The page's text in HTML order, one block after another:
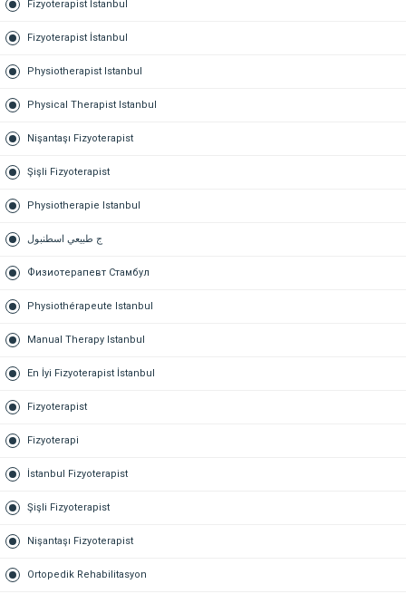
Fizyoterapist İstanbul
Fizyoterapist İstanbul
Physiotherapist Istanbul
Physical Therapist Istanbul
Nişantaşı Fizyoterapist
Şişli Fizyoterapist
Physiotherapie Istanbul
ج طبيعي اسطنبول
Физиотерапевт Стамбул
Physiothérapeute Istanbul
Manual Therapy Istanbul
En İyi Fizyoterapist İstanbul
Fizyoterapist
Fizyoterapi
İstanbul Fizyoterapist
Şişli Fizyoterapist
Nişantaşı Fizyoterapist
Ortopedik Rehabilitasyon